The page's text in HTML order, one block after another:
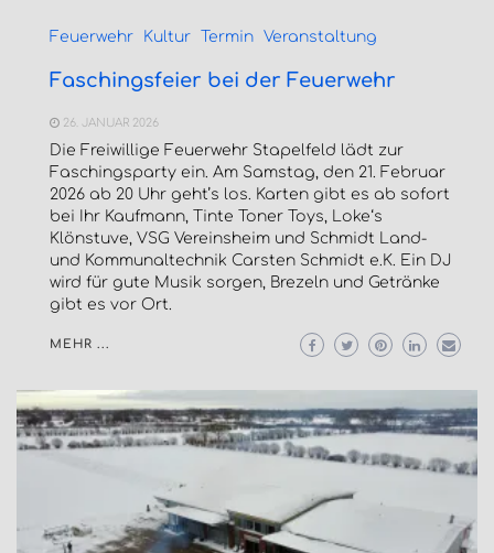
Feuerwehr Kultur Termin Veranstaltung
Faschingsfeier bei der Feuerwehr
26. JANUAR 2026
Die Freiwillige Feuerwehr Stapelfeld lädt zur
Faschingsparty ein. Am Samstag, den 21. Februar
2026 ab 20 Uhr geht’s los. Karten gibt es ab sofort
bei Ihr Kaufmann, Tinte Toner Toys, Loke‘s
Klönstuve, VSG Vereinsheim und Schmidt Land-
und Kommunaltechnik Carsten Schmidt e.K. Ein DJ
wird für gute Musik sorgen, Brezeln und Getränke
gibt es vor Ort.
MEHR ...